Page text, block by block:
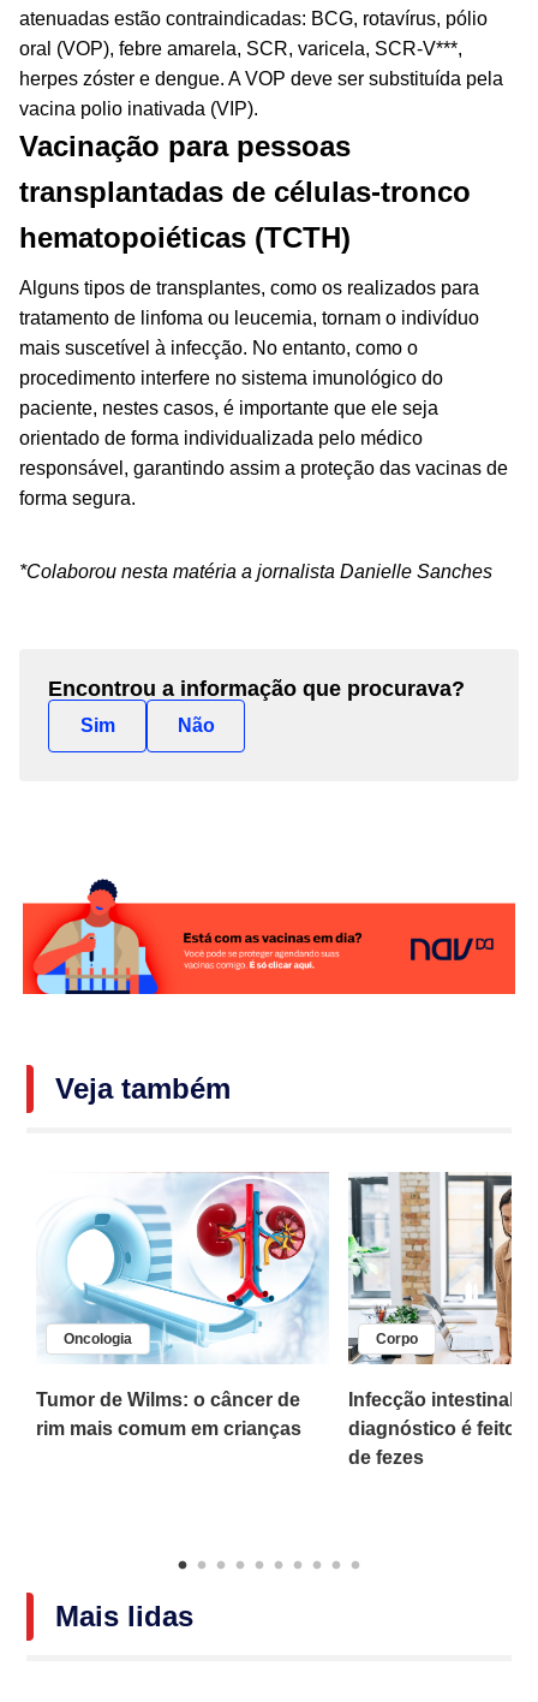
atenuadas estão contraindicadas: BCG, rotavírus, pólio
oral (VOP), febre amarela, SCR, varicela, SCR-V***,
herpes zóster e dengue. A VOP deve ser substituída pela
vacina polio inativada (VIP).
Vacinação para pessoas
transplantadas de células-tronco
hematopoiéticas (TCTH)
Alguns tipos de transplantes, como os realizados para
tratamento de linfoma ou leucemia, tornam o indivíduo
mais suscetível à infecção. No entanto, como o
procedimento interfere no sistema imunológico do
paciente, nestes casos, é importante que ele seja
orientado de forma individualizada pelo médico
responsável, garantindo assim a proteção das vacinas de
forma segura.
*Colaborou nesta matéria a jornalista Danielle Sanches
Encontrou a informação que procurava?
Sim Não
Veja também
Oncologia
Tumor de Wilms: o câncer de
rim mais comum em crianças
Corpo
Infecção intestinal
diagnóstico é feito
de fezes
Mais lidas